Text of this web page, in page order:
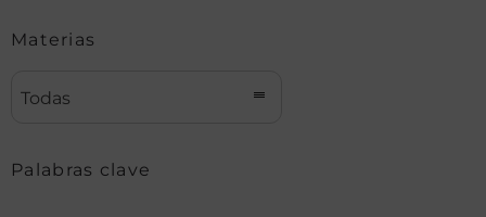
Materias
Todas
Palabras clave